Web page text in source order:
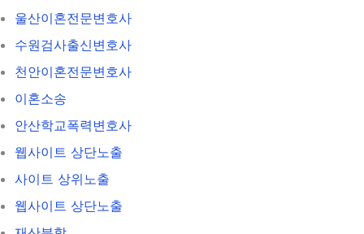
울산이혼전문변호사
수원검사출신변호사
천안이혼전문변호사
이혼소송
안산학교폭력변호사
웹사이트 상단노출
사이트 상위노출
웹사이트 상단노출